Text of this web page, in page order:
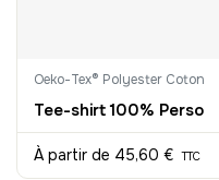
Oeko-Tex® Polyester Coton
Tee-shirt 100% Perso
À partir de 45,60 € TTC